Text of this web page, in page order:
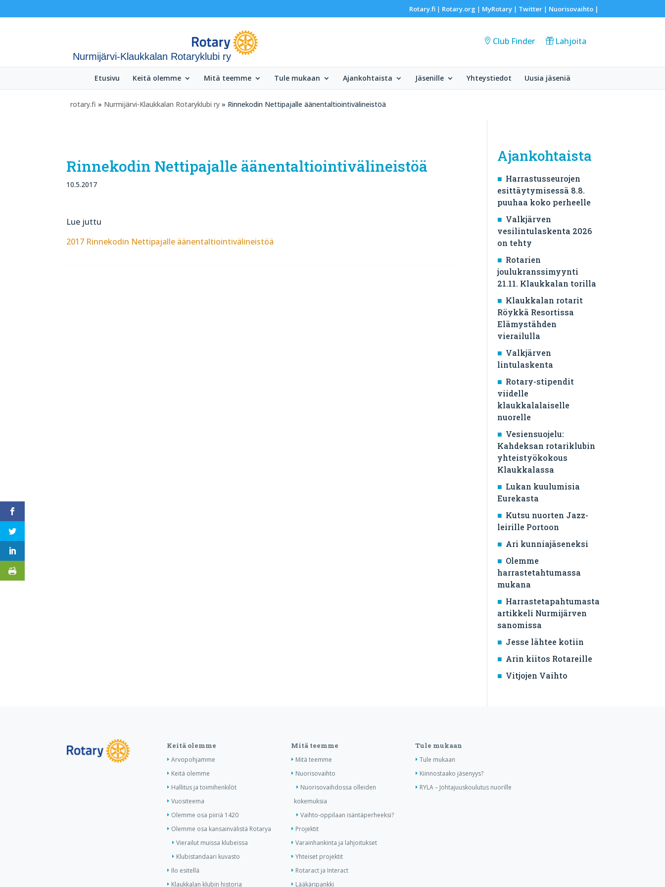
Rotary.fi| Rotary.org | MyRotary| Twitter| Nuorisovaihto|
Nurmijärvi-Klaukkalan Rotaryklubi ry
Club Finder Lahjoita
Etusivu Keitä olemme Mitä teemme Tule mukaan Ajankohtaista Jäsenille Yhteystiedot Uusia jäseniä
rotary.fi » Nurmijärvi-Klaukkalan Rotaryklubi ry » Rinnekodin Nettipajalle äänentaltiointivälineistöä
Rinnekodin Nettipajalle äänentaltiointivälineistöä
10.5.2017
Lue juttu
2017 Rinnekodin Nettipajalle äänentaltiointivälineistöä
Ajankohtaista
Harrastusseurojen
esittäytymisessä 8.8.
puuhaa koko perheelle
Valkjärven
vesilintulaskenta 2026
on tehty
Rotarien
joulukranssimyynti
21.11. Klaukkalan torilla
Klaukkalan rotarit
Röykkä Resortissa
Elämystähden
vierailulla
Valkjärven
lintulaskenta
Rotary-stipendit
viidelle
klaukkalalaiselle
nuorelle
Vesiensuojelu:
Kahdeksan rotariklubin
yhteistyökokous
Klaukkalassa
Lukan kuulumisia
Eurekasta
Kutsu nuorten Jazz-
leirille Portoon
Ari kunniajäseneksi
Olemme
harrastetahtumassa
mukana
Harrastetapahtumasta
artikkeli Nurmijärven
sanomissa
Jesse lähtee kotiin
Arin kiitos Rotareille
Vitjojen Vaihto
Keitä olemme
Arvopohjamme
Keitä olemme
Hallitus ja toimihenkilöt
Vuositeema
Olemme osa piiriä 1420
Olemme osa kansainvälistä Rotarya
Vierailut muissa klubeissa
Klubistandaari kuvasto
Ilo esitellä
Klaukkalan klubin historia
Mitä teemme
Mitä teemme
Nuorisovaihto
Nuorisovaihdossa olleiden
kokemuksia
Vaihto-oppilaan isäntäperheeksi?
Projektit
Varainhankinta ja lahjoitukset
Yhteiset projektit
Rotaract ja Interact
Lääkäripankki
Tule mukaan
Tule mukaan
Kiinnostaako jäsenyys?
RYLA – Johtajuuskoulutus nuorille